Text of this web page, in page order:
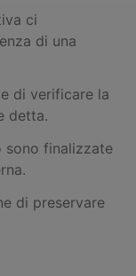
ci
di una
di verificare la
detta.
sono finalizzate
di preservare